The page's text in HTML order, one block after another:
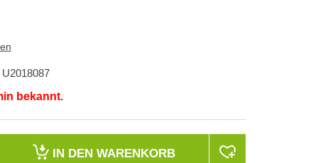
U2018087
bekannt.
IN DEN WARENKORB